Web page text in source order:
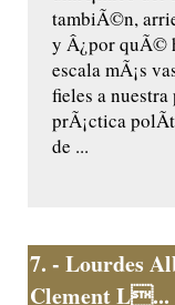
tambiÃ©n,
y Â¿por quÃ©
escala mÃ¡s
fieles a nuestra
prÃ¡ctica
de ...
7. - Lourdes
Clement L...